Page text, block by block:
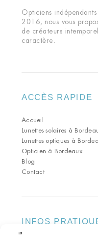
Opticiens
2016, nous vous
de créateurs
caractère.
ACCÈS RAPIDE
Accueil
Lunettes solaires à
Lunettes optiques à
Opticien à Bordeaux
Blog
Contact
INFOS